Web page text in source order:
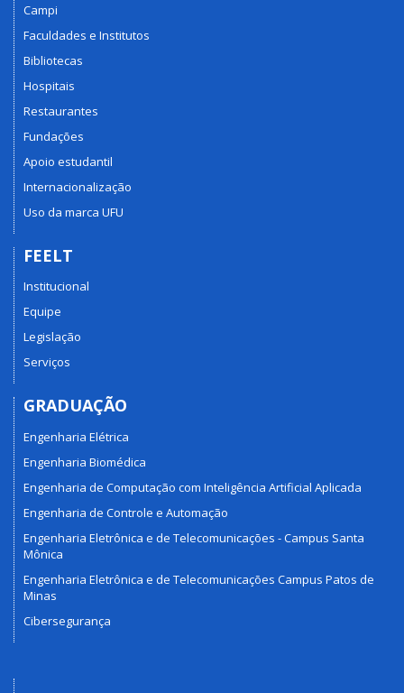
Campi
Faculdades e Institutos
Bibliotecas
Hospitais
Restaurantes
Fundações
Apoio estudantil
Internacionalização
Uso da marca UFU
FEELT
Institucional
Equipe
Legislação
Serviços
GRADUAÇÃO
Engenharia Elétrica
Engenharia Biomédica
Engenharia de Computação com Inteligência Artificial Aplicada
Engenharia de Controle e Automação
Engenharia Eletrônica e de Telecomunicações - Campus Santa
Mônica
Engenharia Eletrônica e de Telecomunicações Campus Patos de
Minas
Cibersegurança